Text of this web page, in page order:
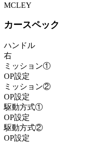
MCLEY
カースペック
ハンドル
右
ミッション①
OP設定
ミッション②
OP設定
駆動方式①
OP設定
駆動方式②
OP設定